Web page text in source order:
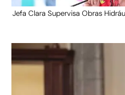
Jefa Clara Supervisa Obras